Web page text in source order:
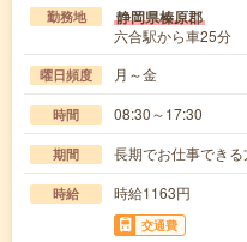
勤務地 静岡県榛原郡
六合駅から車25分
曜日頻度 月～金
時間 08:30～17:30
期間 長期でお仕事できる
時給 時給1163円
交通費